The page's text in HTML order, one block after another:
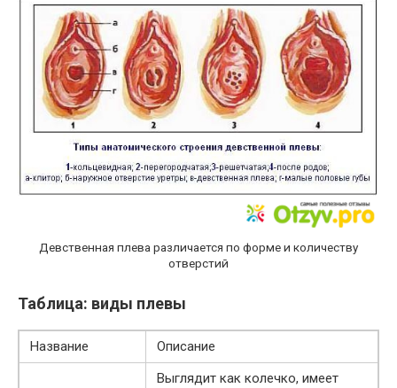
Девственная плева различается по форме и количеству
отверстий
Таблица: виды плевы
Название Описание
Выглядит как колечко, имеет